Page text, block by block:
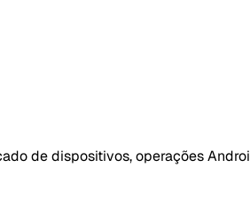
de dispositivos, operações